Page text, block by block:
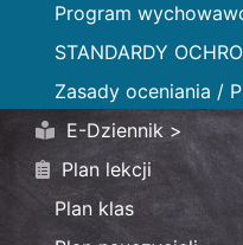
Program
STANDARDY
Zasady oceniania /
E-Dziennik >
Plan lekcji
Plan klas